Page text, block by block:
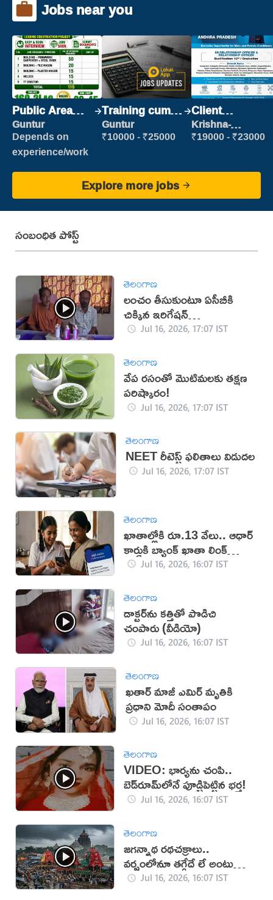
Jobs near you
Public Area
Cleaner
Guntur
Depends on
experience/work
Training cum
Placement
Guntur
₹10000 - ₹25000
Client
Relationship
Executive
Krishna-
vijayawada
₹19000 - ₹23000
Explore more jobs
సంబంధిత పోస్ట్
తెలంగాణ
లంచం తీసుకుంటూ ఏసీబీకి
చిక్కిన ఇరిగేషన్
అధికారులు(వీడియో)
Jul 16, 2026, 17:07 IST
తెలంగాణ
వేప రసంతో మొటిమలకు తక్షణ
పరిష్కారం!
Jul 16, 2026, 17:07 IST
తెలంగాణ
NEET రీటెస్ట్ ఫలితాలు విడుదల
Jul 16, 2026, 17:07 IST
తెలంగాణ
ఖాతాల్లోకి రూ.13 వేలు.. ఆధార్
కార్డుకి బ్యాంక్ ఖాతా లింక్
తప్పనిసరి!
Jul 16, 2026, 16:07 IST
తెలంగాణ
డాక్టర్‌ను కత్తితో పొడిచి
చంపారు (వీడియో)
Jul 16, 2026, 16:07 IST
తెలంగాణ
ఖతార్ మాజీ ఎమిర్ మృతికి
ప్రధాని మోదీ సంతాపం
Jul 16, 2026, 16:07 IST
తెలంగాణ
VIDEO: భార్యను చంపి..
బెడ్‌రూమ్‌లోనే పూడ్చిపెట్టిన భర్త!
Jul 16, 2026, 16:07 IST
తెలంగాణ
జగన్నాథ రథచక్రాలు..
వర్షంలోనూ తగ్గేదే లే అంటున్న
భక్తులుJul 16, 2026, 16:07 IST